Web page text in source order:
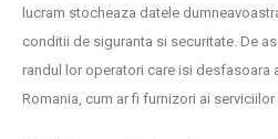
lucram stocheaza datele
conditii de siguranta si securitate. De
randul lor operatori care isi desfasoara
Romania, cum ar fi furnizori ai